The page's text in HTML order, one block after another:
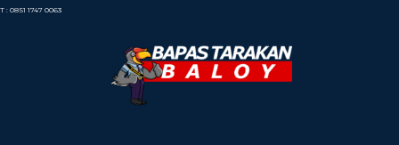
T : 0851 1747 0063